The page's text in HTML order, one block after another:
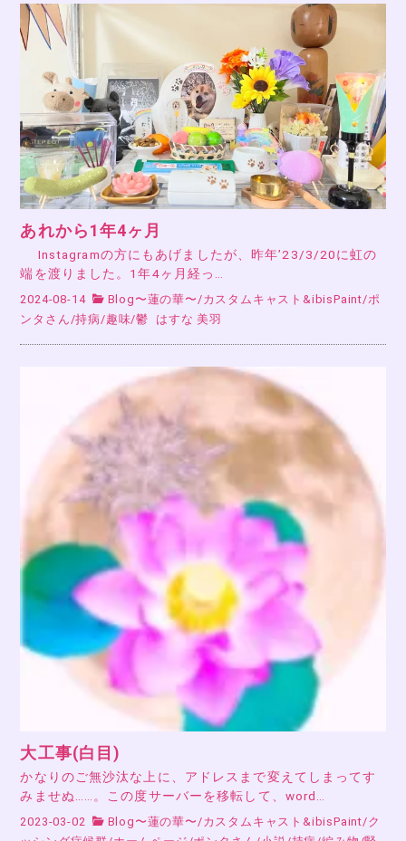
あれから1年4ヶ月
Instagramの方にもあげましたが、昨年’23/3/20に虹の
端を渡りました。1年4ヶ月経っ…
2024-08-14 Blog〜蓮の華〜 /カスタムキャスト&ibisPaint/ポ
ンタさん /持病 /趣味/鬱 はすな 美羽
大工事(白目)
かなりのご無沙汰な上に、アドレスまで変えてしまってす
みませぬ……。この度サーバーを移転して、word…
2023-03-02 Blog〜蓮の華〜 /カスタムキャスト&ibisPaint/ク